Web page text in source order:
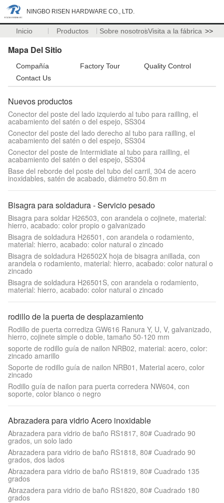
NINGBO RISEN HARDWARE CO., LTD.
Inicio Productos Sobre nosotrosVisita a la fábrica >>
Mapa Del Sitio
Compañía Factory Tour
Quality Control
Contact Us
Nuevos productos
Conector del poste del lado izquierdo al tubo para railling, el
acabamiento del satén o del espejo, SS304
Conector del poste del lado derecho al tubo para railling, el
acabamiento del satén o del espejo, SS304
Conector del poste de Intermidiate al tubo para railling, el
acabamiento del satén o del espejo, SS304
Base del reborde del poste del tubo del carril, 304 de acero
inoxidables, satén de acabado, diámetro 50.8m m
Bisagra para soldadura - Servicio pesado
Bisagra para soldar H26503, con arandela o cojinete, material:
hierro, acabado: color propio o galvanizado
Bisagra de soldadura H26501, con arandela o rodamiento,
material: hierro, acabado: color natural o zincado
Bisagra de soldadura H26502X hoja de bisagra anillada, con
arandela o rodamiento, material: hierro, acabado: color natural o
zincado
Bisagra de soldadura H26501S, con arandela o rodamiento,
material: hierro, acabado: color natural o zincado
rodillo de la puerta de desplazamiento
Rodillo de puerta corrediza GW616 Ranura Y, U, V, galvanizado,
hierro, cojinete simple o doble, tamaño 50-120 mm
soporte de rodillo guía de nailon NRB02, material: acero, color:
zincado amarillo
Soporte de rodillo guía de nailon NRB01, Material acero, color
zincado
Rodillo guía de nailon para puerta corredera NW604, con
soporte, color blanco o negro
Abrazadera para vidrio Acero inoxidable
Abrazadera para vidrio de baño RS1817, 80# Cuadrado 90
grados, un solo lado
Abrazadera para vidrio de baño RS1818, 80# Cuadrado 90
grados, dos lados
Abrazadera para vidrio de baño RS1819, 80# Cuadrado 135
grados
Abrazadera para vidrio de baño RS1820, 80# Cuadrado 180
grados